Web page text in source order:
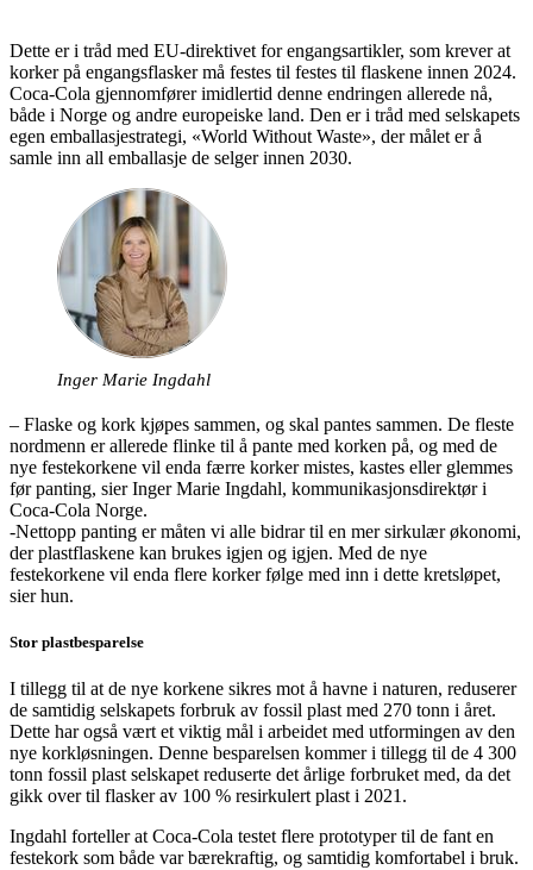
Dette er i tråd med EU-direktivet for engangsartikler, som krever at
korker på engangsflasker må festes til festes til flaskene innen 2024.
Coca-Cola gjennomfører imidlertid denne endringen allerede nå,
både i Norge og andre europeiske land. Den er i tråd med selskapets
egen emballasjestrategi, «World Without Waste», der målet er å
samle inn all emballasje de selger innen 2030.
Inger Marie Ingdahl
– Flaske og kork kjøpes sammen, og skal pantes sammen. De fleste
nordmenn er allerede flinke til å pante med korken på, og med de
nye festekorkene vil enda færre korker mistes, kastes eller glemmes
før panting, sier Inger Marie Ingdahl, kommunikasjonsdirektør i
Coca-Cola Norge.
-Nettopp panting er måten vi alle bidrar til en mer sirkulær økonomi,
der plastflaskene kan brukes igjen og igjen. Med de nye
festekorkene vil enda flere korker følge med inn i dette kretsløpet,
sier hun.
Stor plastbesparelse
I tillegg til at de nye korkene sikres mot å havne i naturen, reduserer
de samtidig selskapets forbruk av fossil plast med 270 tonn i året.
Dette har også vært et viktig mål i arbeidet med utformingen av den
nye korkløsningen. Denne besparelsen kommer i tillegg til de 4 300
tonn fossil plast selskapet reduserte det årlige forbruket med, da det
gikk over til flasker av 100 % resirkulert plast i 2021.
Ingdahl forteller at Coca-Cola testet flere prototyper til de fant en
festekork som både var bærekraftig, og samtidig komfortabel i bruk.